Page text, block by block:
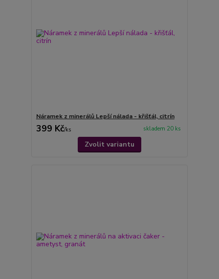
Náramek z minerálů Lepší nálada - křišťál, citrín
399 Kč/ks skladem 20 ks
Zvolit variantu